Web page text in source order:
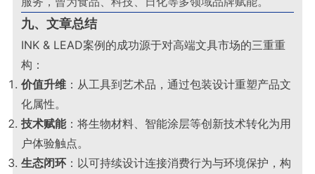
九、文章总结
INK & LEAD案例的成功源于对高端文具市场的三重重
构：
价值升维 ：从工具到艺术品，通过包装设计重塑产品文
化属性。
技术赋能：将生物材料、智能涂层等创新技术转化为用
户体验触点。
生态闭环 ：以可持续设计连接消费行为与环境保护，构